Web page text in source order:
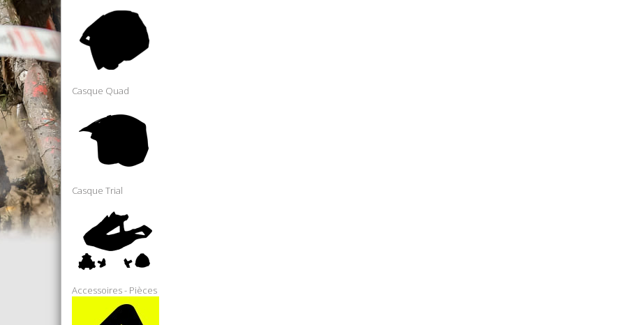
Casque Quad
Casque Trial
Accessoires - Pièces